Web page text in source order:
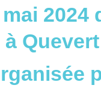
2024
à